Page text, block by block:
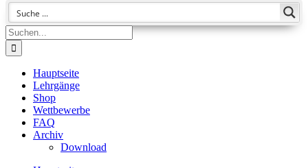
Suche
nach:
Hauptseite
Lehrgänge
Shop
Wettbewerbe
FAQ
Archiv
Download